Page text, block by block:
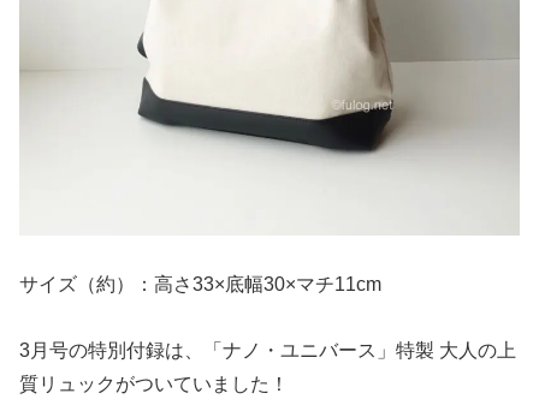
サイズ（約）：高さ33×底幅30×マチ11cm
3月号の特別付録は、「ナノ・ユニバース」特製 大人の上
質リュックがついていました！